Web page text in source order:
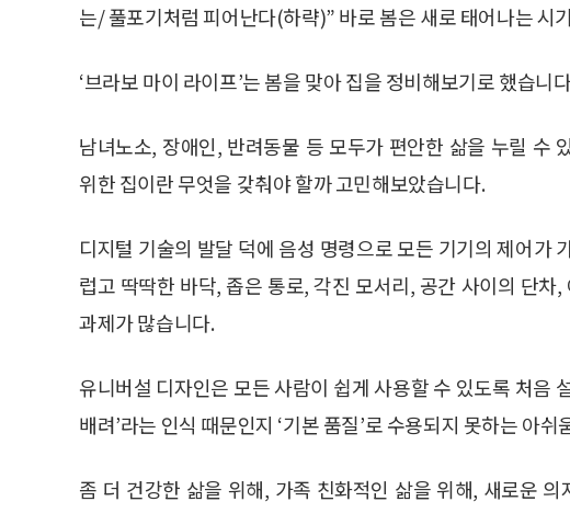
는/ 풀포기처럼 피어난다(하략)” 바로 봄은 새로 태어나는 시
‘브라보 마이 라이프’는 봄을 맞아 집을 정비해보기로 했습니
남녀노소, 장애인, 반려동물 등 모두가 편안한 삶을 누릴 수
위한 집이란 무엇을 갖춰야 할까 고민해보았습니다.
디지털 기술의 발달 덕에 음성 명령으로 모든 기기의 제어가
럽고 딱딱한 바닥, 좁은 통로, 각진 모서리, 공간 사이의 단
과제가 많습니다.
유니버설 디자인은 모든 사람이 쉽게 사용할 수 있도록 처음
배려’라는 인식 때문인지 ‘기본 품질’로 수용되지 못하는 아쉬
좀 더 건강한 삶을 위해, 가족 친화적인 삶을 위해, 새로운